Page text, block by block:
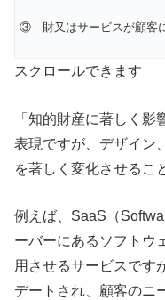
③ 財又はサービスが顧客
スクロールできます
「知的財産に著しく
表現ですが、デザイン
を著しく変化させるこ
例えば、SaaS（
ーバーにあるソフトウ
用させるサービスで
デートされ、顧客のニ